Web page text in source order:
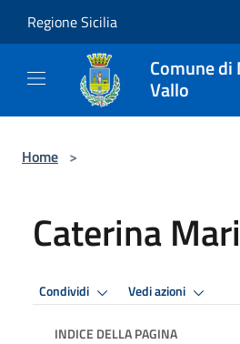
Regione Sicilia
Comune di
Vallo
Home >
Caterina
Condividi Vedi azioni
INDICE DELLA PAGINA